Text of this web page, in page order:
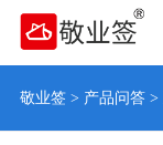
敬业签> 产品问答>